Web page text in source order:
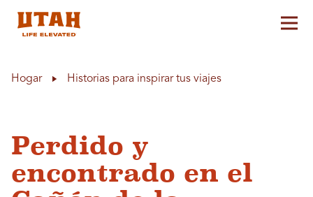
Hogar Historias para inspirar tus viajes
Perdido y
encontrado en el